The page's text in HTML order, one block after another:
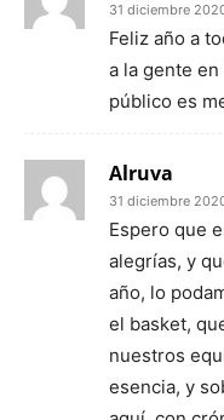
31 diciembre
Feliz año a
a la gente
público es
Alruva
31 diciembre
Espero que
alegrías, y
año, lo
el basket,
nuestros
esencia, y